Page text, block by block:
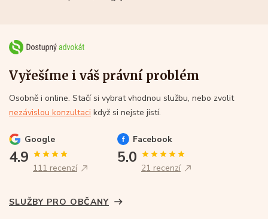
Vyřešíme i váš právní problém
Osobně i online. Stačí si vybrat vhodnou službu, nebo zvolit
nezávislou konzultaci když si nejste jistí.
Google
4.9
111 recenzí
Facebook
5.0
21 recenzí
SLUŽBY PRO OBČANY